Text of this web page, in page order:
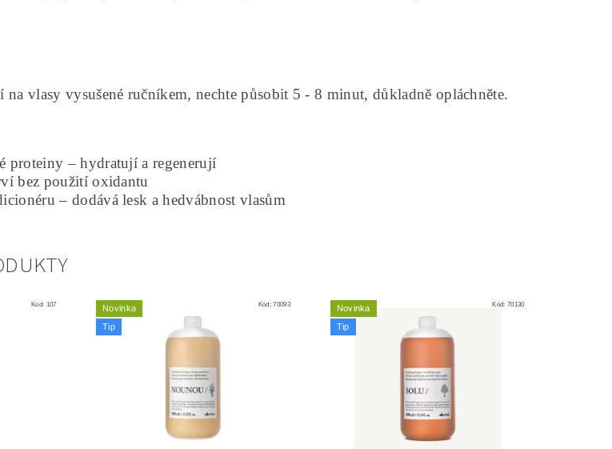
vlasy vysušené ručníkem, nechte působit 5 - 8 minut, důkladně opláchněte.
proteiny – hydratují a regenerují
bez použití oxidantu
– dodává lesk a hedvábnost vlasům
Kód: 107
Novinka
Tip
Kód:70093
Novinka
Tip
Kód:70130